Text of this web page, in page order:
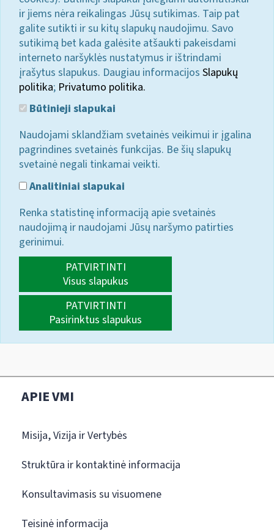
ir jiems nėra reikalingas Jūsų sutikimas. Taip pat
galite sutikti ir su kitų slapukų naudojimu. Savo
sutikimą bet kada galėsite atšaukti pakeisdami
interneto naršyklės nustatymus ir ištrindami
įrašytus slapukus. Daugiau informacijos Slapukų
politika; Privatumo politika.
Būtinieji slapukai
Naudojami sklandžiam svetainės veikimui ir įgalina
pagrindines svetainės funkcijas. Be šių slapukų
svetainė negali tinkamai veikti.
Analitiniai slapukai
Renka statistinę informaciją apie svetainės
naudojimą ir naudojami Jūsų naršymo patirties
gerinimui.
PATVIRTINTI
Visus slapukus
PATVIRTINTI
Pasirinktus slapukus
APIE VMI
Misija, Vizija ir Vertybės
Struktūra ir kontaktinė informacija
Konsultavimasis su visuomene
Teisinė informacija